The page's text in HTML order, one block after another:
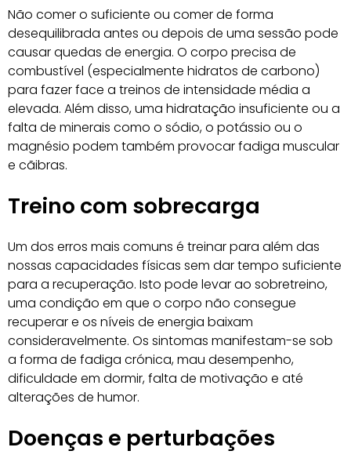
Não comer o suficiente ou comer de forma
desequilibrada antes ou depois de uma sessão pode
causar quedas de energia. O corpo precisa de
combustível (especialmente hidratos de carbono)
para fazer face a treinos de intensidade média a
elevada. Além disso, uma hidratação insuficiente ou a
falta de minerais como o sódio, o potássio ou o
magnésio podem também provocar fadiga muscular
e cãibras.
Treino com sobrecarga
Um dos erros mais comuns é treinar para além das
nossas capacidades físicas sem dar tempo suficiente
para a recuperação. Isto pode levar ao sobretreino,
uma condição em que o corpo não consegue
recuperar e os níveis de energia baixam
consideravelmente. Os sintomas manifestam-se sob
a forma de fadiga crónica, mau desempenho,
dificuldade em dormir, falta de motivação e até
alterações de humor.
Doenças e perturbações